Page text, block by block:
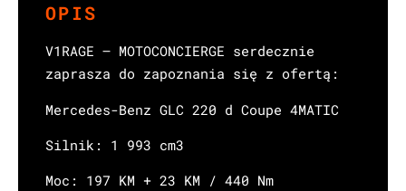
OPIS
V1RAGE – MOTOCONCIERGE serdecznie
zaprasza do zapoznania się z ofertą:
Mercedes-Benz GLC 220 d Coupe 4MATIC
Silnik: 1 993 cm3
Moc: 197 KM + 23 KM / 440 Nm